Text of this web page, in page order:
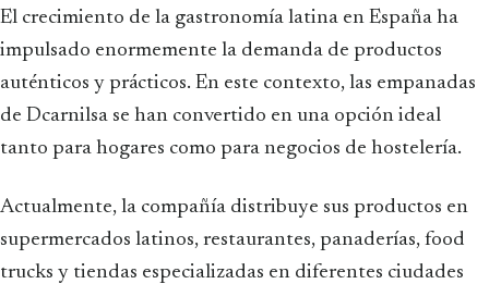
El crecimiento de la gastronomía latina en España ha
impulsado enormemente la demanda de productos
auténticos y prácticos. En este contexto, las empanadas
de Dcarnilsa se han convertido en una opción ideal
tanto para hogares como para negocios de hostelería.
Actualmente, la compañía distribuye sus productos en
supermercados latinos, restaurantes, panaderías, food
trucks y tiendas especializadas en diferentes ciudades